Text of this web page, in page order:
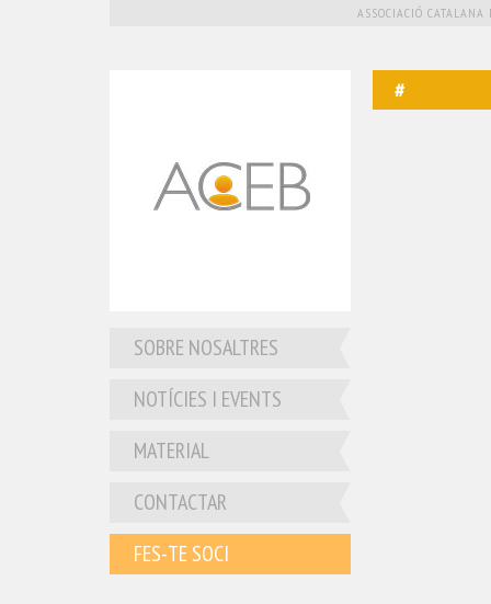
ASSOCIACIÓ
SOBRE NOSALTRES
NOTÍCIES I EVENTS
MATERIAL
CONTACTAR
FES-TE SOCI